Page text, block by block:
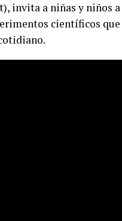
invita a niñas y niños
científicos